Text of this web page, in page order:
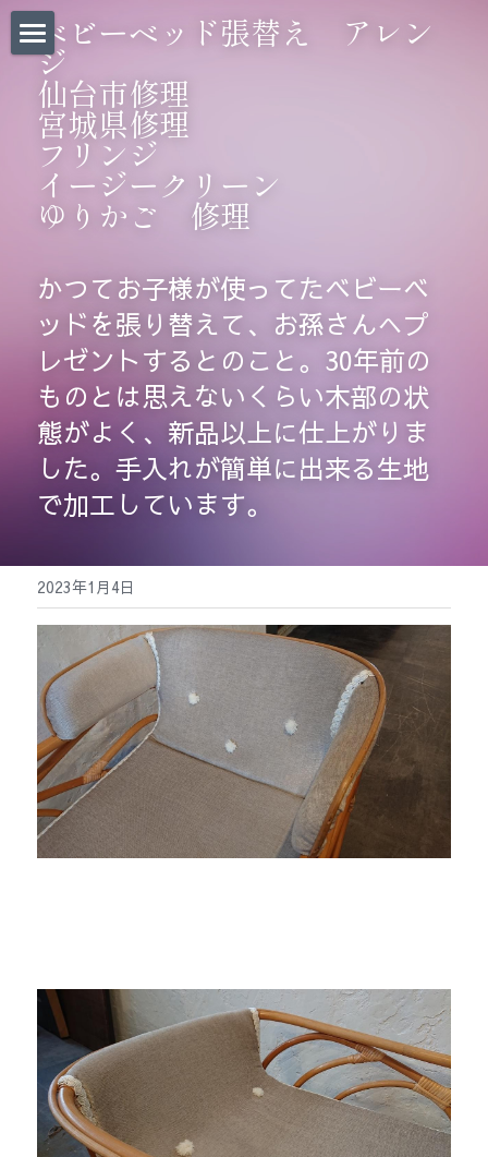
お問い合わせ｜
CHAIR BANKについて｜
椅子張替料金表｜
椅子張り職人BLOG｜
椅子・道具販売｜
Before/After｜
法人のお客様 |
会社概要/求人募集｜
ベビーベッド張替え　アレン
ジ
仙台市修理
宮城県修理
フリンジ
イージークリーン
ゆりかご　修理
かつてお子様が使ってたベビーベ
ッドを張り替えて、お孫さんへプ
レゼントするとのこと。30年前の
ものとは思えないくらい木部の状
態がよく、新品以上に仕上がりま
した。手入れが簡単に出来る生地
で加工しています。
2023年1月4日
ストアカテゴリー